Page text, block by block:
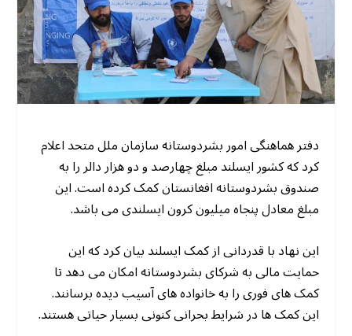
دفتر هماهنگی امور بشردوستانه سازمان ملل متحد اعلام
کرد که کشور ایسلند مبلغ چهارصد و دو هزار دالر را به
صندوق بشردوستانه افغانستان کمک کرده است. این
مبلغ معادل پنجاه میلیون کرون ایسلندی می باشد.
این نهاد با قدردانی از کمک ایسلند بیان کرد که این
حمایت مالی به شرکای بشردوستانه امکان می دهد تا
کمک های فوری را به خانواده های آسیب دیده برسانند.
این کمک ها در شرایط بحرانی کنونی بسیار حیاتی هستند.